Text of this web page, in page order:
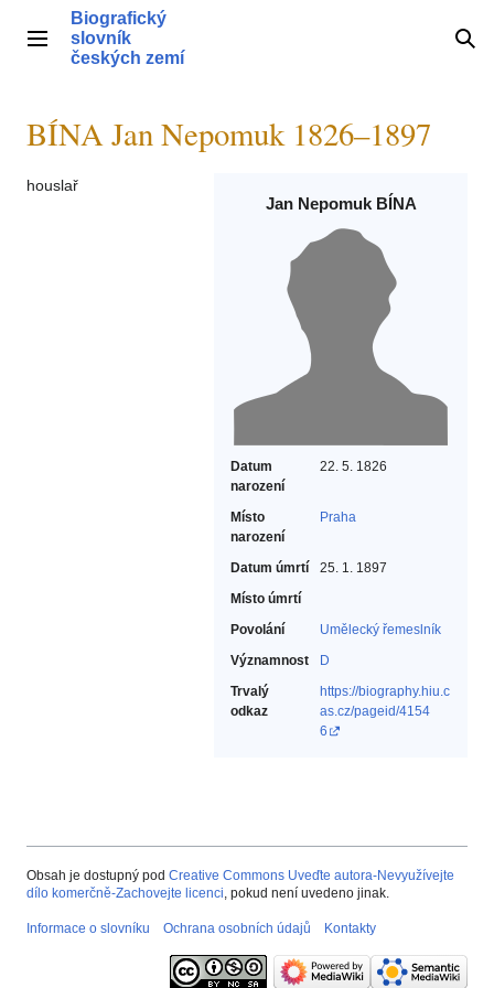
obsahHlavní menu
Biografický
slovník
českých zemí
BÍNA Jan Nepomuk 1826–1897
Jan Nepomuk BÍNA
Datum
narození
22. 5. 1826
Místo
narození
Praha
Datum úmrtí
25. 1. 1897
Místo úmrtí
Povolání
Umělecký řemeslník‎
Významnost
D
Trvalý
odkaz
https://biography.hiu.c
as.cz/pageid/4154
6
houslař
Obsah je dostupný pod Creative Commons Uveďte autora-Nevyužívejte
dílo komerčně-Zachovejte licenci, pokud není uvedeno jinak.
Informace o slovníku Ochrana osobních údajů Kontakty